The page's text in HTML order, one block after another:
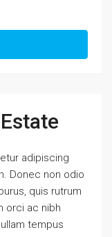
adipiscing
Donec non odio
quis rutrum
orci ac nibh
tempus